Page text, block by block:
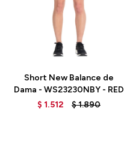
Short New Balance de
Dama - WS23230NBY - RED
$ 1.512 $1.890